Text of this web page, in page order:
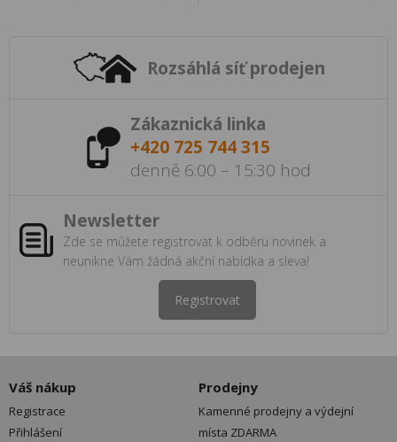
Rozsáhlá síť prodejen
Zákaznická linka
+420 725 744 315
denně 6:00 – 15:30 hod
Newsletter
Zde se můžete registrovat k odběru novinek a
neunikne Vám žádná akční nabídka a sleva!
Registrovat
Váš nákup
Registrace
Přihlášení
Prodejny
Kamenné prodejny a výdejní
místa ZDARMA